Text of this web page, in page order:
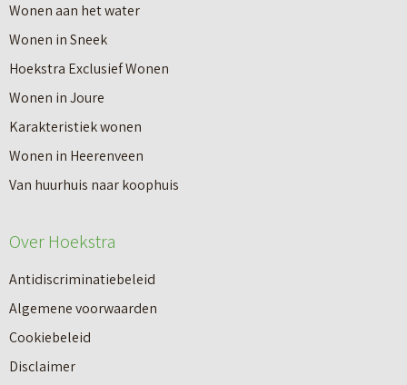
Wonen aan het water
Wonen in Sneek
Hoekstra Exclusief Wonen
Wonen in Joure
Karakteristiek wonen
Wonen in Heerenveen
Van huurhuis naar koophuis
Over Hoekstra
Antidiscriminatiebeleid
Algemene voorwaarden
Cookiebeleid
Disclaimer